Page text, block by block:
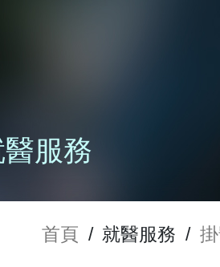
服務
首頁 / 就醫服務 /